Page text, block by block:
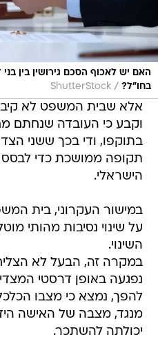
האם יש לאכוף הסכם גירושין בין
בחו"ל? /
ShutterStock
אלא שבית המשפט לא
וקבע כי העובדה שנחתם
בתוקפו, ודי בכך ששני
תקופה ממושכת כדי
הישראלי.
במישור העקרוני, בית
על שינוי נסיבות מהותי
השינוי.
במקרה זה, הבעל לא
נפגעה באופן דרסטי
להפך, נמצא כי מצבו
מנגד, מצבה של האישה
יכולתה להשתכר.